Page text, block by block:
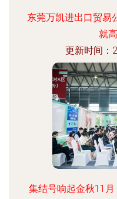
东莞万凯进出口贸易
就
更新时间：
集结号响起金秋11